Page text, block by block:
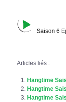
Saison 6
Articles liés :
Hangtime
Hangtime
Hangtime